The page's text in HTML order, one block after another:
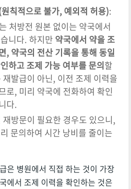
칙적으로 불가, 예외적 허용):
처방전 원본 없이는 약국에서
니다. 하지만 약국에서 약을 조
, 약국의 전산 기록을 통해 동일
하고 조제 가능 여부를 문의할
발급이 아닌, 이전 조제 이력을
로, 미리 약국에 전화하여 확인
다.
재방문이 필요한 경우도 있으니,
문의하여 시간 낭비를 줄이는
은 병원에서 직접 하는 것이 가장
에서 조제 이력을 확인하는 것은